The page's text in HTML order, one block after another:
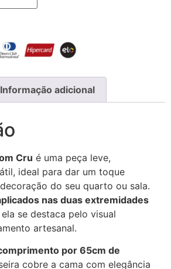
Informação adicional
Cru é uma peça leve,
ideal para dar um toque
do seu quarto ou sala.
nas duas extremidades
ela se destaca pelo visual
artesanal.
por 65cm de
cobre a cama com elegância